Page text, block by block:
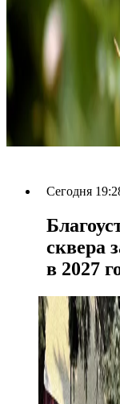
Сегодня
сквера
в 2027